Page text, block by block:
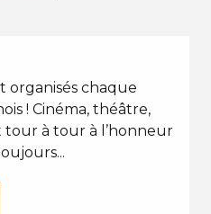
organisés chaque
! Cinéma, théâtre,
tour à tour à l’honneur